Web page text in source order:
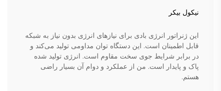
نیکول بیکر
این ژنراتور انرژی بادی برای نیازهای انرژی بدون نیاز به شبکه
قابل اطمینان است. این دستگاه توان مداومی تولید می‌کند و
در برابر شرایط جوی سخت مقاوم است. انرژی تولید شده
پاک و پایدار است. من از عملکرد و دوام آن بسیار راضی
هستم.